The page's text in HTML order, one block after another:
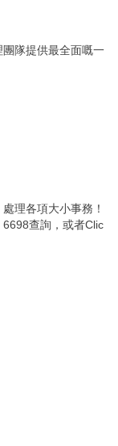
隊提供最全面嘅一
理各項大小事務！
查詢，或者Clic